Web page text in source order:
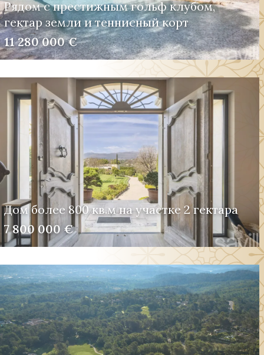
Рядом с престижным гольф клубом,
гектар земли и теннисный корт
11 280 000 €
Дом более 800 кв.м на участке 2 гектара
7 800 000 €